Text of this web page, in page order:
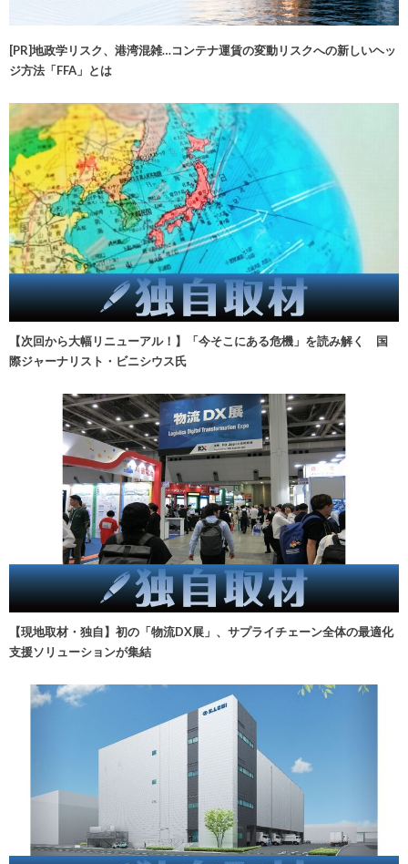
[PR]地政学リスク、港湾混雑…コンテナ運賃の変動リスクへの新しいヘッ
ジ方法「FFA」とは
【次回から大幅リニューアル！】「今そこにある危機」を読み解く 国
際ジャーナリスト・ビニシウス氏
【現地取材・独自】初の「物流DX展」、サプライチェーン全体の最適化
支援ソリューションが集結